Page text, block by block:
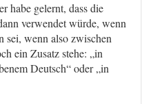
habe gelernt, dass die
verwendet würde, wenn
sei, wenn also zwischen
ein Zusatz stehe: „in
Deutsch“ oder „in